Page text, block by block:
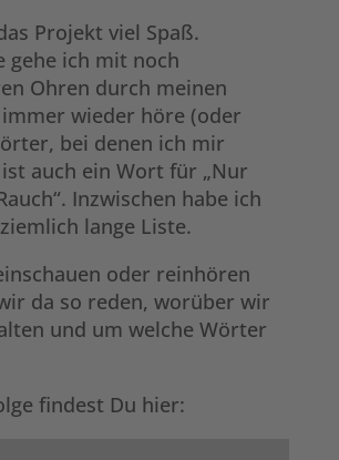
Projekt viel Spaß.
gehe ich mit noch
Ohren durch meinen
wieder höre (oder
bei denen ich mir
auch ein Wort für „Nur
Inzwischen habe ich
lange Liste.
oder reinhören
da so reden, worüber wir
und um welche Wörter
findest Du hier: